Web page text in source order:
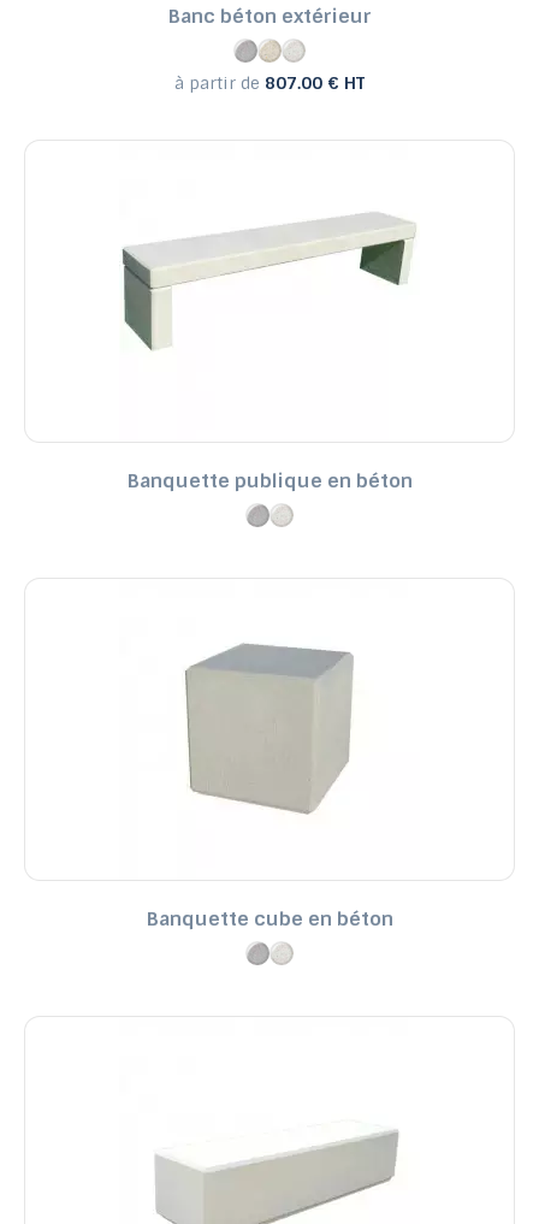
Banc béton extérieur
à partir de 807.00 € HT
Banquette publique en béton
Banquette cube en béton